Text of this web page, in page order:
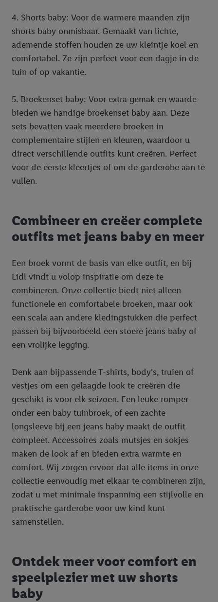
4. Shorts baby: Voor de warmere maanden zijn
shorts baby onmisbaar. Gemaakt van lichte,
ademende stoffen houden ze uw kleintje koel en
comfortabel. Ze zijn perfect voor een dagje in de
tuin of op vakantie.
5. Broekenset baby: Voor extra gemak en waarde
bieden we handige broekenset baby aan. Deze
sets bevatten vaak meerdere broeken in
complementaire stijlen en kleuren, waardoor u
direct verschillende outfits kunt creëren. Perfect
voor de eerste kleertjes of om de garderobe aan te
vullen.
Combineer en creëer complete
outfits met jeans baby en meer
Een broek vormt de basis van elke outfit, en bij
Lidl vindt u volop inspiratie om deze te
combineren. Onze collectie biedt niet alleen
functionele en comfortabele broeken, maar ook
een scala aan andere kledingstukken die perfect
passen bij bijvoorbeeld een stoere jeans baby of
een vrolijke legging.
Denk aan bijpassende T-shirts, body's, truien of
vestjes om een gelaagde look te creëren die
geschikt is voor elk seizoen. Een leuke romper
onder een baby tuinbroek, of een zachte
longsleeve bij een jeans baby maakt de outfit
compleet. Accessoires zoals mutsjes en sokjes
maken de look af en bieden extra warmte en
comfort. Wij zorgen ervoor dat alle items in onze
collectie eenvoudig met elkaar te combineren zijn,
zodat u met minimale inspanning een stijlvolle en
praktische garderobe voor uw kind kunt
samenstellen.
Ontdek meer voor comfort en
speelplezier met uw shorts
baby